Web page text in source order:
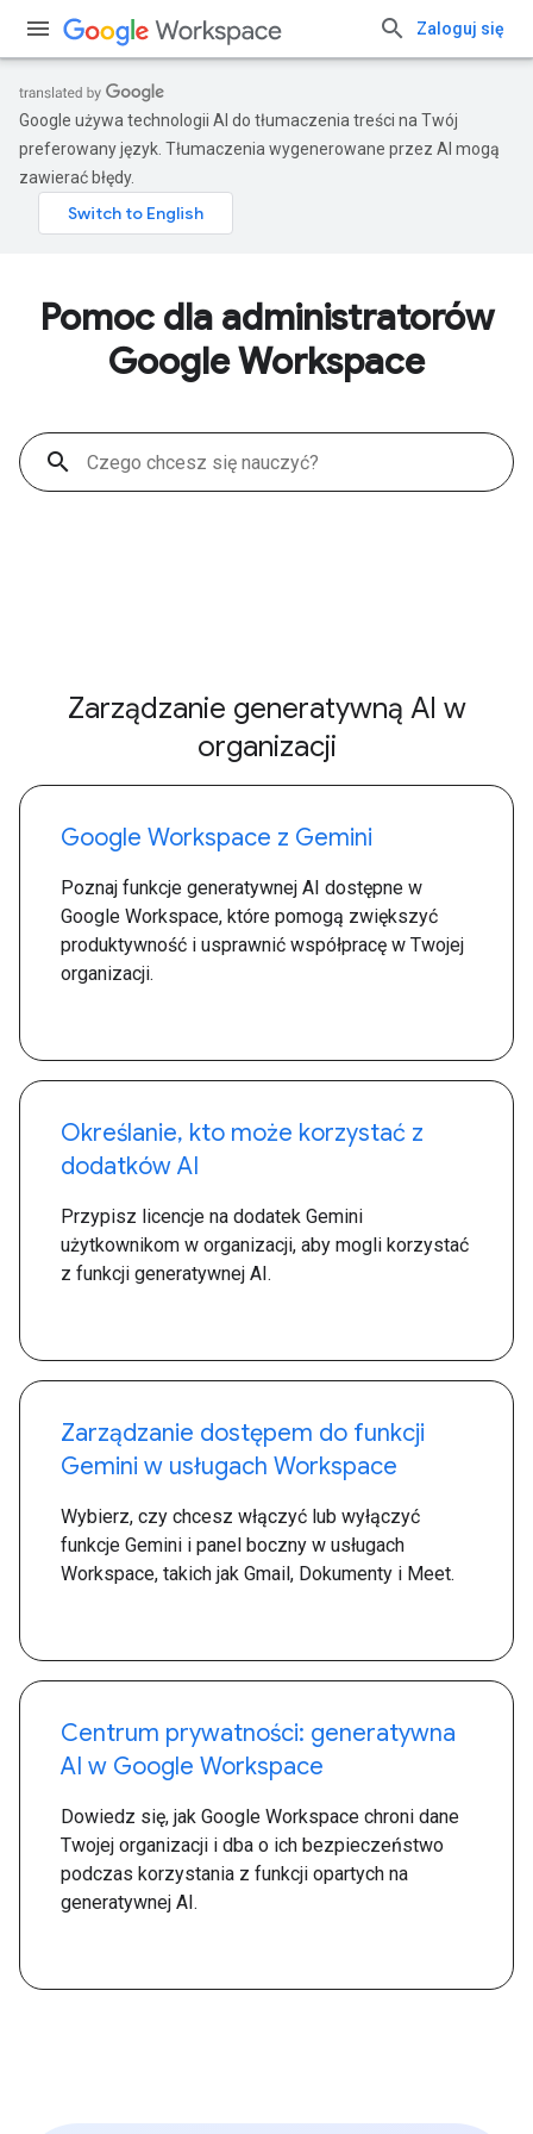
Zaloguj się
Google używa technologii AI do tłumaczenia treści na Twój
preferowany język. Tłumaczenia wygenerowane przez AI mogą
zawierać błędy.
Pomoc dla administratorów
Google Workspace
search
Zarządzanie generatywną AI w
organizacji
Google Workspace z Gemini
Poznaj funkcje generatywnej AI dostępne w
Google Workspace, które pomogą zwiększyć
produktywność i usprawnić współpracę w Twojej
organizacji.
Określanie, kto może korzystać z
dodatków AI
Przypisz licencje na dodatek Gemini
użytkownikom w organizacji, aby mogli korzystać
z funkcji generatywnej AI.
Zarządzanie dostępem do funkcji
Gemini w usługach Workspace
Wybierz, czy chcesz włączyć lub wyłączyć
funkcje Gemini i panel boczny w usługach
Workspace, takich jak Gmail, Dokumenty i Meet.
Centrum prywatności: generatywna
AI w Google Workspace
Dowiedz się, jak Google Workspace chroni dane
Twojej organizacji i dba o ich bezpieczeństwo
podczas korzystania z funkcji opartych na
generatywnej AI.